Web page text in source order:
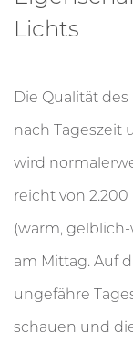
Lichts
Die Qualität
nach Tageszeit
wird
reicht von
(warm,
am Mittag. Auf
ungefähre
schauen und